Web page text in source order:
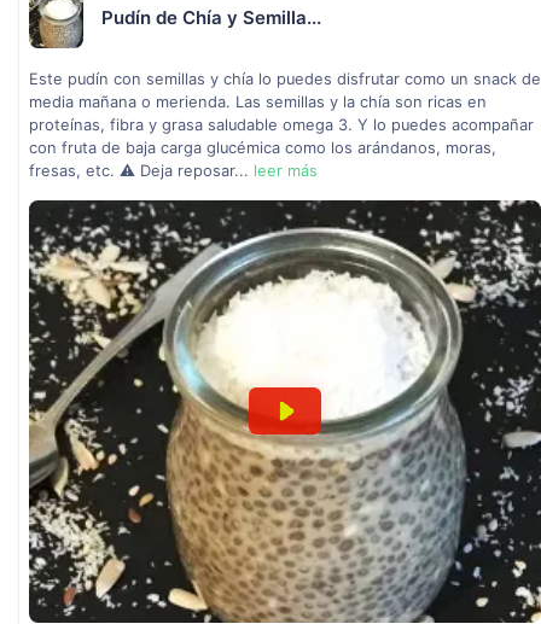
Pudín de Chía y Semilla...
Este pudín con semillas y chía lo puedes disfrutar como un snack de
media mañana o merienda. Las semillas y la chía son ricas en
proteínas, fibra y grasa saludable omega 3. Y lo puedes acompañar
con fruta de baja carga glucémica como los arándanos, moras,
fresas, etc. ⚠ Deja reposar... leer más